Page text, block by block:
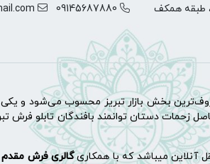
طبقه همکف 09145687880
بخشبازار تبریزمحسوب می‌شود و یکی
آنلاین میباشد که با همکاریگالری فرش مقدم